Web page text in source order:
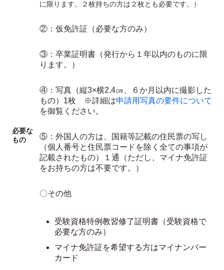
必要な
もの
に限ります。２枚持ちの方は２枚とも必要です。）
②：仮免許証（必要な方のみ）
③：卒業証明書（発行から１年以内のものに限
ります。）
④：写真（縦3×横2.4㎝、６か月以内に撮影した
もの）1枚 ※詳細は申請用写真の要件について
を御覧ください。
⑤：外国人の方は、国籍等記載の住民票の写し
（個人番号と住民票コードを除く全ての事項が
記載されたもの）１通（ただし、マイナ免許証
をお持ちの方は不要です。）
〇その他
受験資格特例教習修了証明書（受験資格で
必要な方のみ）
マイナ免許証を希望する方はマイナンバー
カード